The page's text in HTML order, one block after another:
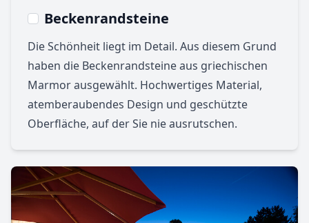
Beckenrandsteine
Die Schönheit liegt im Detail. Aus diesem Grund
haben die Beckenrandsteine aus griechischen
Marmor ausgewählt. Hochwertiges Material,
atemberaubendes Design und geschützte
Oberfläche, auf der Sie nie ausrutschen.